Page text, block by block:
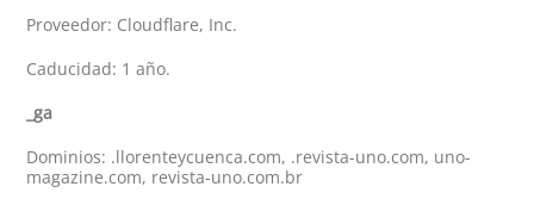
Proveedor: Cloudflare, Inc.
Caducidad: 1 año.
_ga
Dominios: .llorenteycuenca.com, .revista-uno.com, uno-
magazine.com, revista-uno.com.br